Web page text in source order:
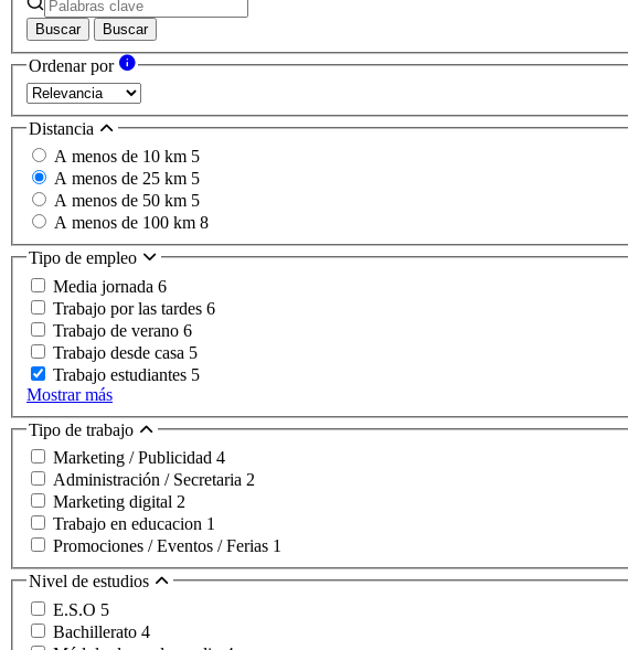
Buscar Buscar
Ordenar por
Distancia
A menos de 10 km 5
A menos de 25 km 5
A menos de 50 km 5
A menos de 100 km 8
Tipo de empleo
Media jornada 6
Trabajo por las tardes 6
Trabajo de verano 6
Trabajo desde casa 5
Trabajo estudiantes 5
Mostrar más
Tipo de trabajo
Marketing / Publicidad 4
Administración / Secretaria 2
Marketing digital 2
Trabajo en educacion 1
Promociones / Eventos / Ferias 1
Nivel de estudios
E.S.O 5
Bachillerato 4